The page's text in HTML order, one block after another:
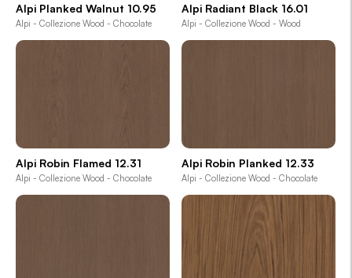
Alpi Planked Walnut 10.95
Alpi - Collezione Wood - Chocolate
Alpi Radiant Black 16.01
Alpi - Collezione Wood - Wood
Alpi Robin Flamed 12.31
Alpi - Collezione Wood - Chocolate
Alpi Robin Planked 12.33
Alpi - Collezione Wood - Chocolate